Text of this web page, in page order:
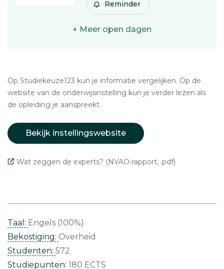
Reminder
+ Meer open dagen
Op Studiekeuze123 kun je informatie vergelijken. Op de
website van de onderwijsinstelling kun je verder lezen als
de opleiding je aanspreekt.
Bekijk instellingswebsite
Wat zeggen de experts? (NVAO-rapport, .pdf)
Taal: Engels (100%)
Bekostiging: Overheid
Studenten: 572
Studiepunten: 180 ECTS